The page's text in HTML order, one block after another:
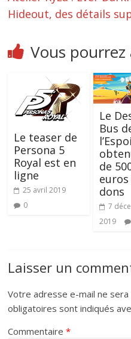
Hideout, des détails
Vous pourrez
Le teaser de
Persona 5
Royal est en
ligne
25 avril 2019
0
Le
Bus
de
euros
dons
7
2019
Laisser un
Votre adresse e-mail ne sera
obligatoires sont indiqués
Commentaire*